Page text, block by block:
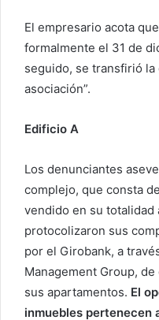
El empresario acota
formalmente el 31 de
seguido, se transfirió
asociación”.
Edificio A
Los denunciantes
complejo, que consta
vendido en su
protocolizaron sus
por el Girobank, a
Management Group,
sus apartamentos. El
inmuebles pertenecen